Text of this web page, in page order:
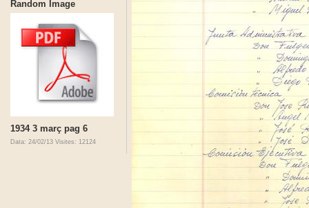
Random Image
1934 3 març pag 6
Data: 24/02/13 Visites: 12124